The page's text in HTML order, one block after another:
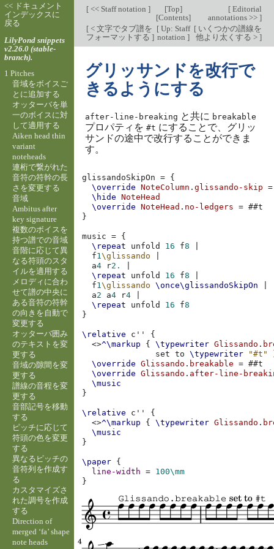
[<< Staff notation ] [Top]
[Contents]
[Editorial
annotations >> ]
[< 文字でタブ譜を
フォーマットする ]
[Up: Staff
notation ]
[いくつかの譜線を
他より太くする > ]
グリッサンドを改行で
きるようにする
after-line-breaking と共に breakable
プロパティを #t にすることで、グリッ
サンドの途中で改行することができま
す。
glissandoSkipOn = {
\override
NoteColumn .glissando-skip
=
\hide
NoteHead
\override
NoteHead . no-ledgers = ##t
}
music = {
\repeat
unfold 16 f8
f1\glissando
a4 r2.
\repeat
unfold 16 f8
f1\glissando \once\glissandoSkipOn
a2 a4 r4
\repeat
unfold 16 f8
}
\relative c''
{
<>^\markup { \typewriter Glissando .
set
to \typewriter "#t"
\override
Glissando . breakable = ##t
\override
Glissando . after-line-
\music
}
\relative c''
{
<>^\markup { \typewriter Glissando .
\music
}
\paper {
line-width
= 100\mm
}
<< ドキュメント
インデックスに
戻る
LilyPond snippets
v2.26.0 (stable-
branch).
1 Pitches
音域をボイスご
とに追加する
オッターバを単
一のボイスに対
して適用する
Aiken head thin
variant
noteheads
連桁で繋がれた
音符の符幹の長
さを変更する
音域
Ambitus after
key signature
複数のボイスを
持つ譜での音域
音階に応じて異
なる符頭のスタ
イルを適用する
メロディに合わ
せて譜の中央に
ある音符の符幹
の向きを自動で
変更する
オッターバ囲み
のテキストを変
更する
音域の隙間を変
更する
譜線の音程を変
更する
音部記号を移動
する
ピッチに応じて
符頭の色を変更
する
異なるピッチの
音符列を作成す
る
カスタマイズさ
れた調号を作成
する
Direction of
merged ‘fa’ shape
note heads